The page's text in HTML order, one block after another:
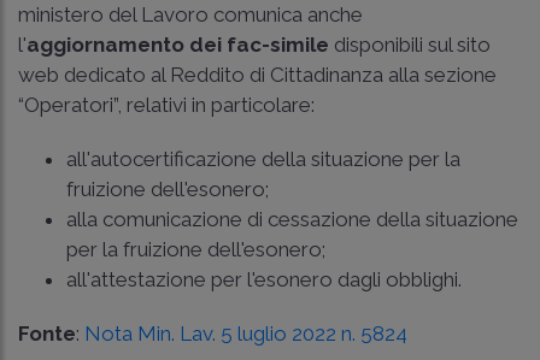
ministero del Lavoro comunica anche
l'aggiornamento dei fac-simile disponibili sul sito
web dedicato al Reddito di Cittadinanza alla sezione
“Operatori”, relativi in particolare:
all'autocertificazione della situazione per la
fruizione dell'esonero;
alla comunicazione di cessazione della situazione
per la fruizione dell'esonero;
all'attestazione per l'esonero dagli obblighi.
Fonte: Nota Min. Lav. 5 luglio 2022 n. 5824